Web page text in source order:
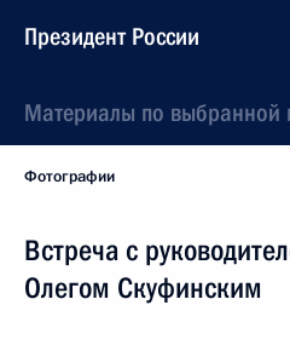
Президент России
Материалы по выбранной
Фотографии
Встреча с
Олегом Скуфинским